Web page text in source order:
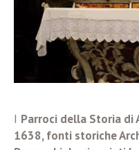
I Parroci della Storia di
1638, fonti storiche